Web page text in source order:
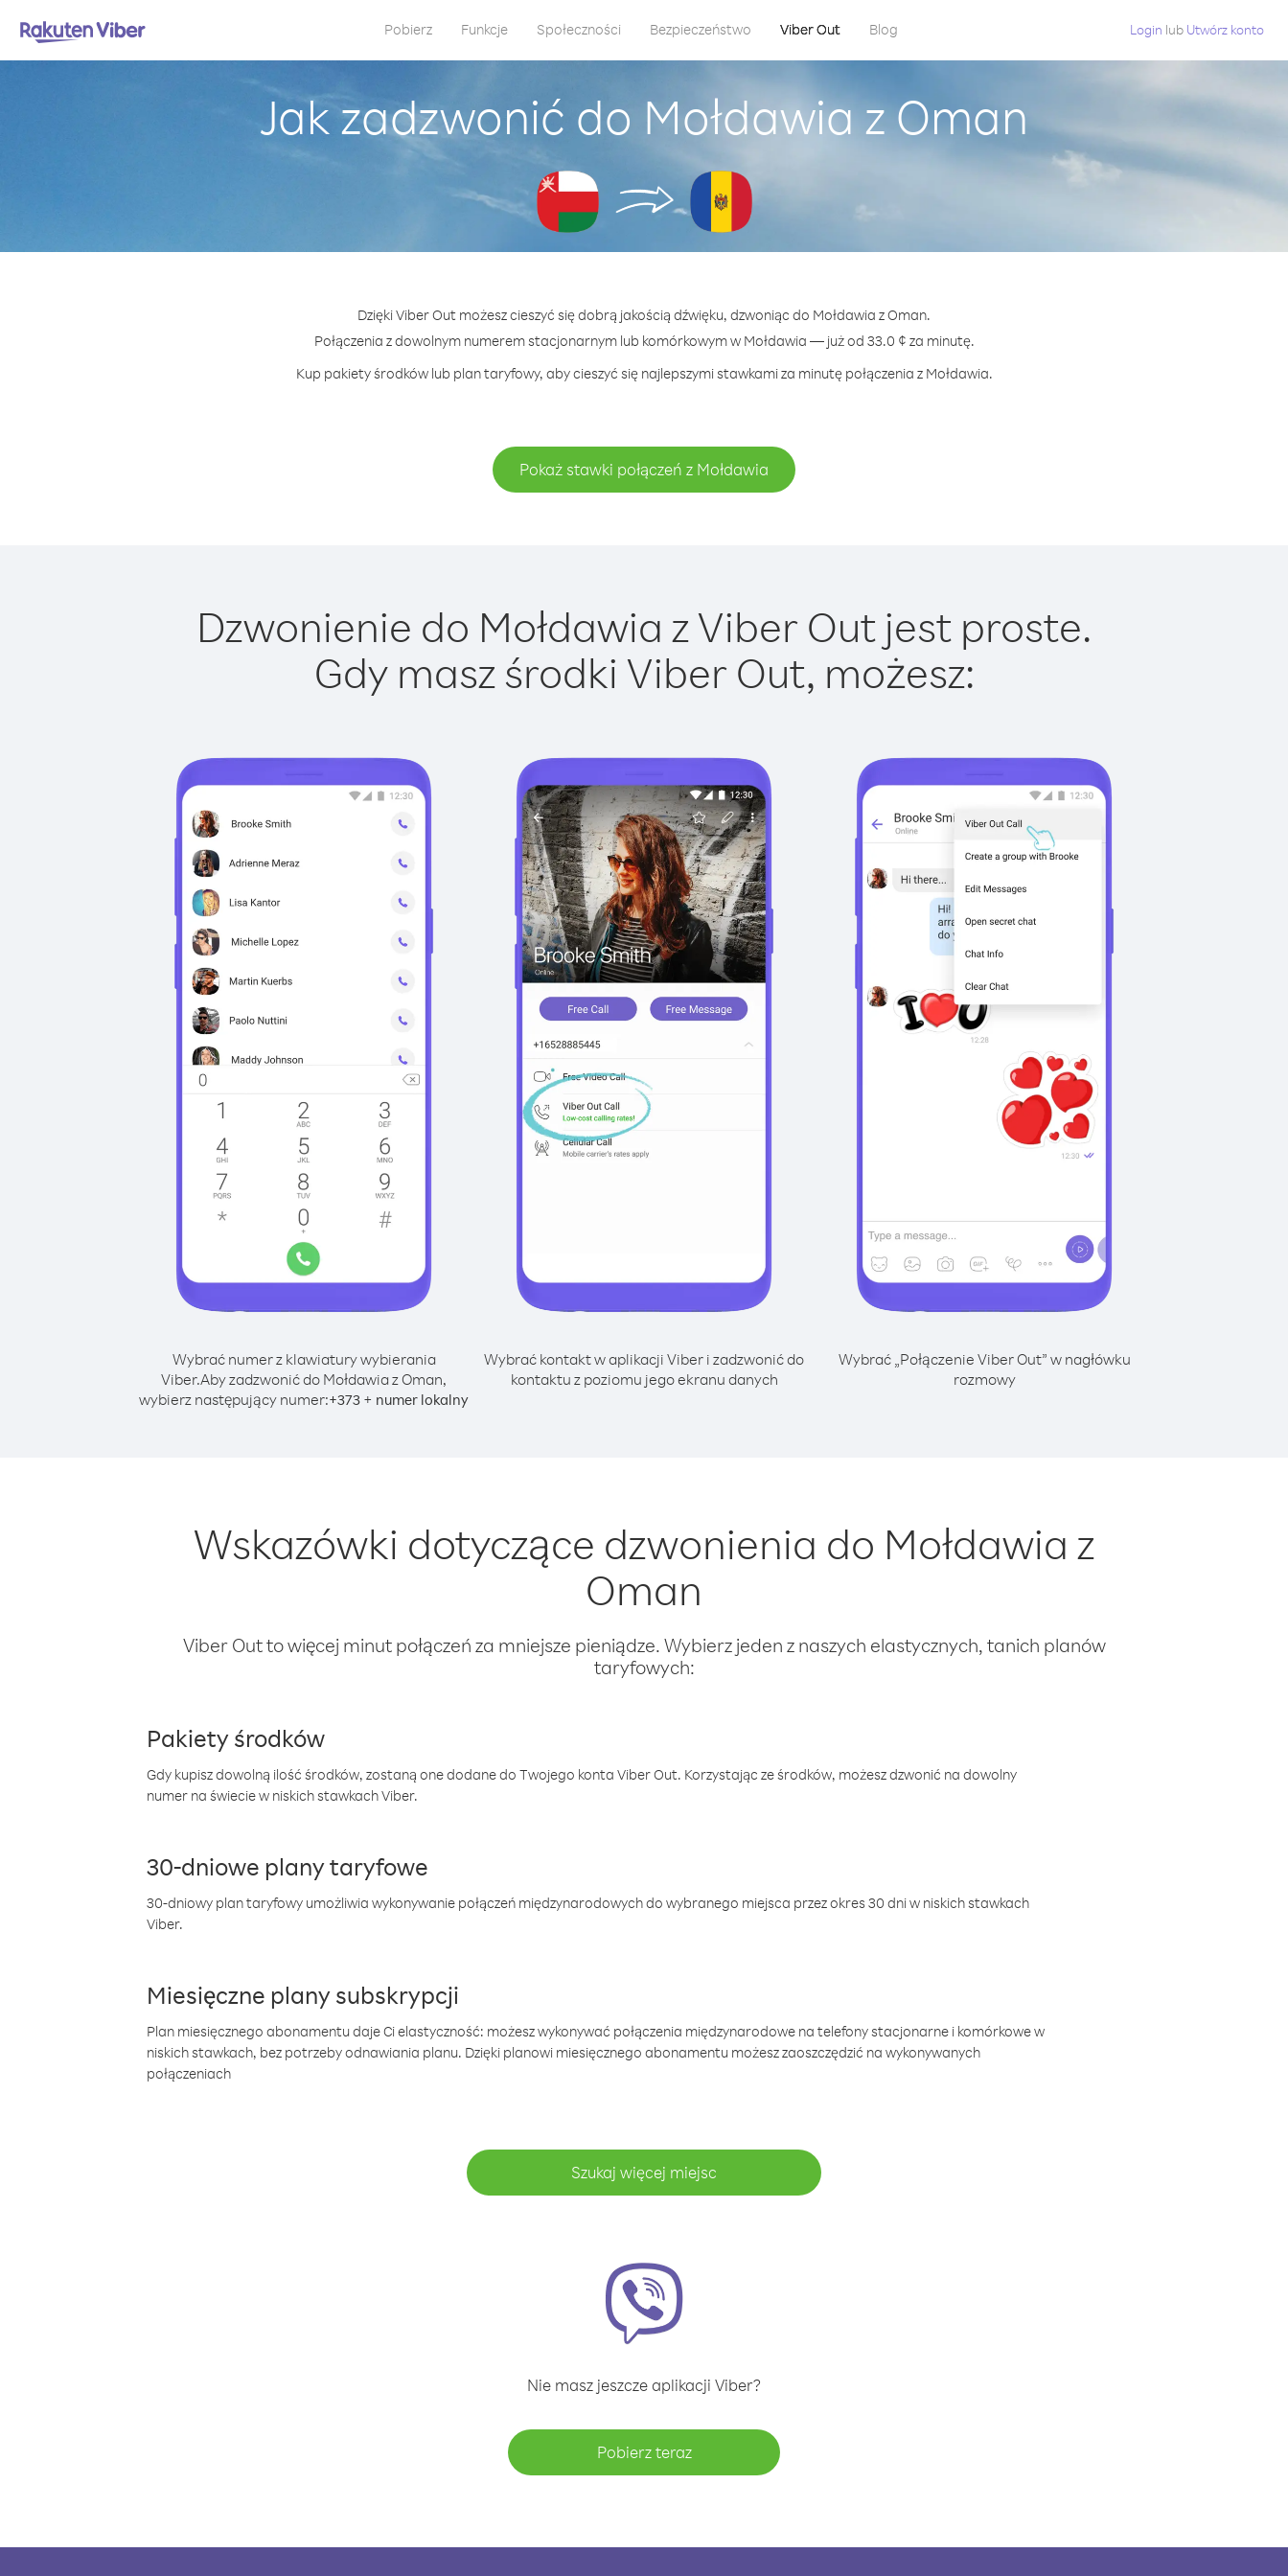
Pobierz Funkcje Społeczności Bezpieczeństwo Viber Out Blog Login lub Utwórz konto
Jak zadzwonić do Mołdawia z Oman
Dzięki Viber Out możesz cieszyć się dobrą jakością dźwięku, dzwoniąc do Mołdawia z Oman.
Połączenia z dowolnym numerem stacjonarnym lub komórkowym w Mołdawia — już od 33.0 ¢ za minutę.
Kup pakiety środków lub plan taryfowy, aby cieszyć się najlepszymi stawkami za minutę połączenia z Mołdawia.
Pokaż stawki połączeń z Mołdawia
Dzwonienie do Mołdawia z Viber Out jest proste.
Gdy masz środki Viber Out, możesz:
Wybrać numer z klawiatury wybierania
Viber.Aby zadzwonić do Mołdawia z Oman,
wybierz następujący numer:+373 + numer lokalny
Wybrać kontakt w aplikacji Viber i zadzwonić do
kontaktu z poziomu jego ekranu danych
Wybrać „Połączenie Viber Out” w nagłówku
rozmowy
Wskazówki dotyczące dzwonienia do Mołdawia z
Oman
Viber Out to więcej minut połączeń za mniejsze pieniądze. Wybierz jeden z naszych elastycznych, tanich planów
taryfowych:
Pakiety środków
Gdy kupisz dowolną ilość środków, zostaną one dodane do Twojego konta Viber Out. Korzystając ze środków, możesz dzwonić na dowolny
numer na świecie w niskich stawkach Viber.
30-dniowe plany taryfowe
30-dniowy plan taryfowy umożliwia wykonywanie połączeń międzynarodowych do wybranego miejsca przez okres 30 dni w niskich stawkach
Viber.
Miesięczne plany subskrypcji
Plan miesięcznego abonamentu daje Ci elastyczność: możesz wykonywać połączenia międzynarodowe na telefony stacjonarne i komórkowe w
niskich stawkach, bez potrzeby odnawiania planu. Dzięki planowi miesięcznego abonamentu możesz zaoszczędzić na wykonywanych
połączeniach
Szukaj więcej miejsc
Nie masz jeszcze aplikacji Viber?
Pobierz teraz